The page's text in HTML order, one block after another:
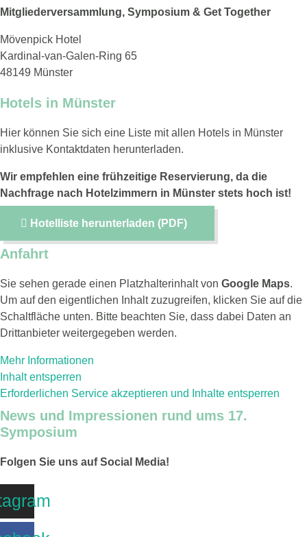
Mitgliederversammlung, Symposium & Get Together
Mövenpick Hotel
Kardinal-van-Galen-Ring 65
48149 Münster
Hotels in Münster
Hier können Sie sich eine Liste mit allen Hotels in Münster
inklusive Kontaktdaten herunterladen.
Wir empfehlen eine frühzeitige Reservierung, da die
Nachfrage nach Hotelzimmern in Münster stets hoch ist!
Hotelliste herunterladen (PDF)
Anfahrt
Sie sehen gerade einen Platzhalterinhalt von Google Maps.
Um auf den eigentlichen Inhalt zuzugreifen, klicken Sie auf die
Schaltfläche unten. Bitte beachten Sie, dass dabei Daten an
Drittanbieter weitergegeben werden.
Mehr Informationen
Inhalt entsperren
Erforderlichen Service akzeptieren und Inhalte entsperren
News und Impressionen rund ums 17.
Symposium
Folgen Sie uns auf Social Media!